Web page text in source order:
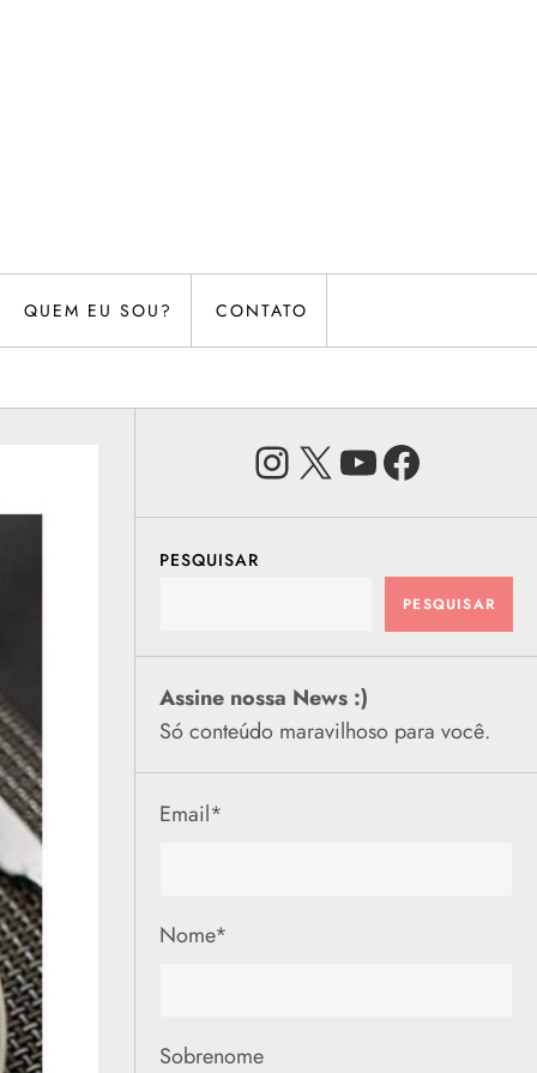
QUEM EU SOU? CONTATO
Instagram
X Youtube
PESQUISAR
PESQUISAR
Assine nossa News :)
Só conteúdo maravilhoso para você.
Email*
Nome*
Sobrenome